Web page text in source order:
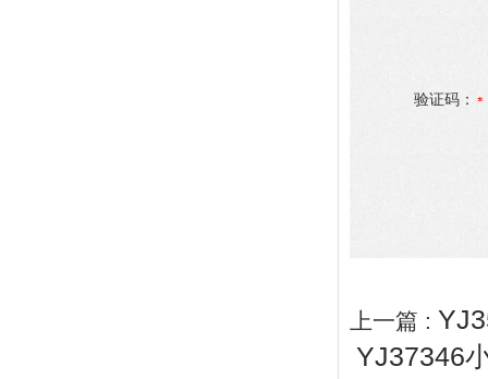
验证码：
上一篇 :
YJ37346